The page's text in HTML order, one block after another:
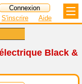
S'inscrire Aide
Black &